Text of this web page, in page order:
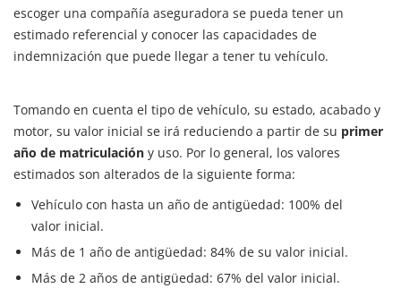
escoger una compañía aseguradora se pueda tener un
estimado referencial y conocer las capacidades de
indemnización que puede llegar a tener tu vehículo.
Tomando en cuenta el tipo de vehículo, su estado, acabado y
motor, su valor inicial se irá reduciendo a partir de su primer
año de matriculación y uso. Por lo general, los valores
estimados son alterados de la siguiente forma:
Vehículo con hasta un año de antigüedad: 100% del
valor inicial.
Más de 1 año de antigüedad: 84% de su valor inicial.
Más de 2 años de antigüedad: 67% del valor inicial.